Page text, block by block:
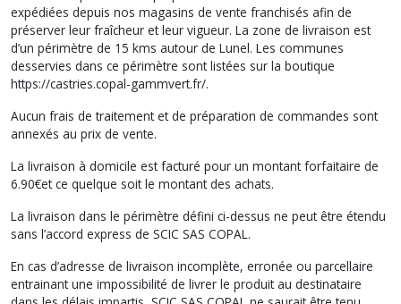
expédiées depuis nos magasins de vente franchisés afin de
préserver leur fraîcheur et leur vigueur. La zone de livraison est
d’un périmètre de 15 kms autour de Lunel. Les communes
desservies dans ce périmètre sont listées sur la boutique
https://castries.copal-gammvert.fr/.
Aucun frais de traitement et de préparation de commandes sont
annexés au prix de vente.
La livraison à domicile est facturé pour un montant forfaitaire de
6.90€et ce quelque soit le montant des achats.
La livraison dans le périmètre défini ci-dessus ne peut être étendu
sans l’accord express de SCIC SAS COPAL.
En cas d’adresse de livraison incomplète, erronée ou parcellaire
entrainant une impossibilité de livrer le produit au destinataire